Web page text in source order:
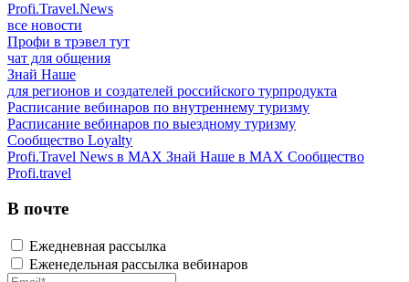
Profi.Travel.News
все новости
Профи в трэвел тут
чат для общения
Знай Наше
для регионов и создателей российского турпродукта
Расписание вебинаров по внутреннему туризму
Расписание вебинаров по выездному туризму
Сообщество Loyalty
Profi.Travel News в MAX Знай Наше в MAX Сообщество
Profi.travel
В почте
Ежедневная рассылка
Еженедельная рассылка вебинаров